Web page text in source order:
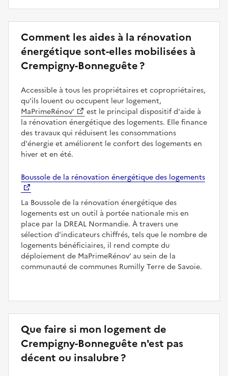
Comment les aides à la rénovation
énergétique sont-elles mobilisées à
Crempigny-Bonneguête ?
Accessible à tous les propriétaires et copropriétaires,
qu'ils louent ou occupent leur logement,
MaPrimeRénov’
est le principal dispositif d'aide à
la rénovation énergétique des logements. Elle finance
des travaux qui réduisent les consommations
d'énergie et améliorent le confort des logements en
hiver et en été.
Boussole de la rénovation énergétique des logements
La Boussole de la rénovation énergétique des
logements est un outil à portée nationale mis en
place par la DREAL Normandie. À travers une
sélection d'indicateurs chiffrés, tels que le nombre de
logements bénéficiaires, il rend compte du
déploiement de MaPrimeRénov’ au sein de la
communauté de communes Rumilly Terre de Savoie.
Que faire si mon logement de
Crempigny-Bonneguête n'est pas
décent ou insalubre ?